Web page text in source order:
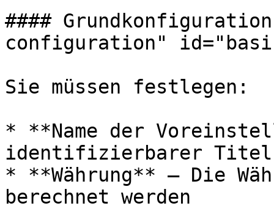
####
configuration"
Sie müssen festlegen:
* **Name der
identifizierbarer Titel
* **Währung** – Die
berechnet werden